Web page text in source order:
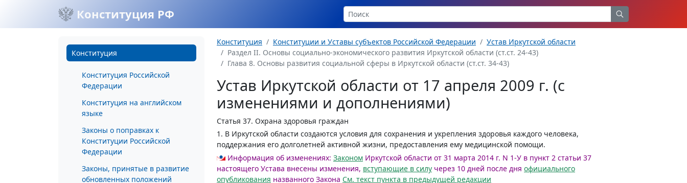
Конституция РФ
Конституция
Конституция Российской
Федерации
Конституция на английском
языке
Законы о поправках к
Конституции Российской
Федерации
Законы, принятые в развитие
обновленных положений
Конституция Конституции и Уставы субъектов Российской Федерации
Устав Иркутской области
Раздел II. Основы социально-экономического развития Иркутской области (ст.ст. 24-43)
Глава 8. Основы развития социальной сферы в Иркутской области (ст.ст. 34-43)
Устав Иркутской области от 17 апреля 2009 г. (с
изменениями и дополнениями)
Статья 37. Охрана здоровья граждан
1. В Иркутской области создаются условия для сохранения и укрепления здоровья каждого человека,
поддержания его долголетней активной жизни, предоставления ему медицинской помощи.
Информация об изменениях: Законом Иркутской области от 31 марта 2014 г. N 1-У в пункт 2 статьи 37
настоящего Устава внесены изменения, вступающие в силу через 10 дней после дня официального
опубликования названного Закона См. текст пункта в предыдущей редакции